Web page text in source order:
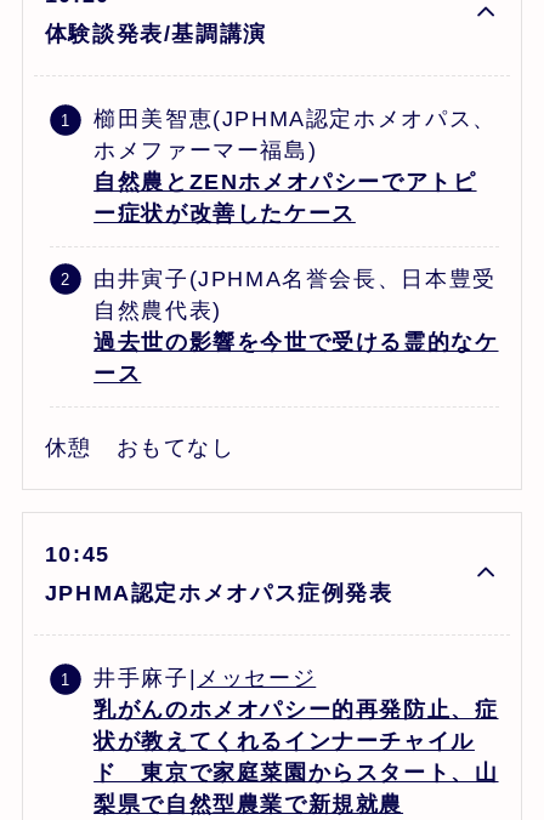
体験談発表/基調講演
櫛田美智恵(JPHMA認定ホメオパス、
ホメファーマー福島)
自然農とZENホメオパシーでアトピ
ー症状が改善したケース
由井寅子(JPHMA名誉会長、日本豊受
自然農代表)
過去世の影響を今世で受ける霊的なケ
ース
休憩 おもてなし
10:45
JPHMA認定ホメオパス症例発表
井手麻子| メッセージ
乳がんのホメオパシー的再発防止、症
状が教えてくれるインナーチャイル
ド 東京で家庭菜園からスタート、山
梨県で自然型農業で新規就農